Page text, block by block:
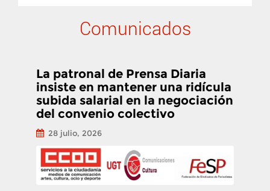
Comunicados
La patronal de Prensa Diaria
insiste en mantener una ridícula
subida salarial en la negociación
del convenio colectivo
28 julio, 2026